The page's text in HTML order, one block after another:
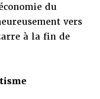
du
vers
à la fin de